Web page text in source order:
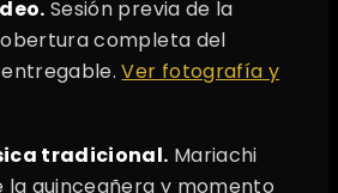
Sesión previa de la
completa del
Ver fotografía y
tradicional. Mariachi
quinceañera y momento